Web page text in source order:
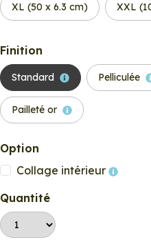
XL (50 x 6.3 cm) XXL
Finition
Standard Pelliculée
Pailleté or
Option
Collage intérieur
Quantité